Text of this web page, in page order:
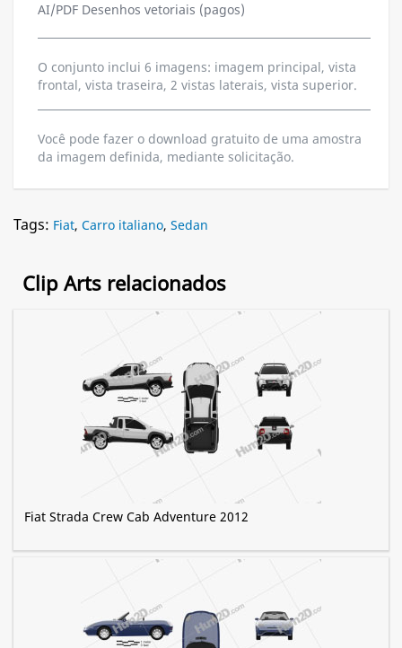
AI/PDF Desenhos vetoriais (pagos)
O conjunto inclui 6 imagens: imagem principal, vista
frontal, vista traseira, 2 vistas laterais, vista superior.
Você pode fazer o download gratuito de uma amostra
da imagem definida, mediante solicitação.
Tags: Fiat, Carro italiano, Sedan
Clip Arts relacionados
Fiat Strada Crew Cab Adventure 2012